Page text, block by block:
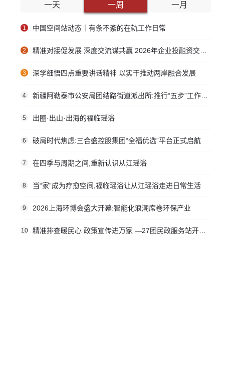
一天 一周 一月
1 中国空间站动态｜有条不紊的在轨工作日常
2 精准对接促发展 深度交流谋共赢 2026年企业投融资交流活动第二期圆满举行
3 深学细悟四点重要讲话精神 以实干推动两岸融合发展
4 新疆阿勒泰市公安局团结路街道派出所:推行“五步”工作法 打造新时代“枫”景线
5 出圈·出山·出海的福临瑶浴
6 破局时代焦虑:三合盛控股集团“全福优选”平台正式启航
7 在四季与周期之间,重新认识从江瑶浴
8 当“家”成为疗愈空间,福临瑶浴让从江瑶浴走进日常生活
9 2026上海环博会盛大开幕:智能化浪潮席卷环保产业
10 精准排查暖民心 政策宣传进万家 —27团民政服务站开展社会救助入户走访活动